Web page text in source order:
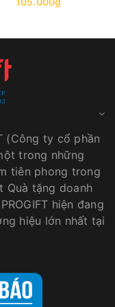
đánh giá cao về
thấm nước
dơi vải dù cao
sản phẩm. Vải dù
không phải là loại
dù cao cấp, được
có độ bền cao,
(Công ty cổ phần
trong những
tiên phong trong
Quà tặng doanh
hiện đang
hiệu lớn nhất tại